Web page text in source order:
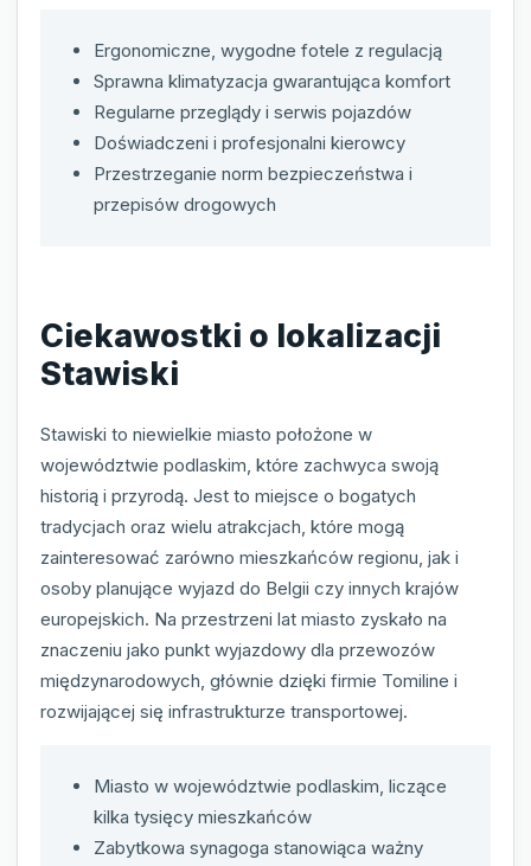
Ergonomiczne, wygodne fotele z regulacją
Sprawna klimatyzacja gwarantująca komfort
Regularne przeglądy i serwis pojazdów
Doświadczeni i profesjonalni kierowcy
Przestrzeganie norm bezpieczeństwa i
przepisów drogowych
Ciekawostki o lokalizacji
Stawiski
Stawiski to niewielkie miasto położone w
województwie podlaskim, które zachwyca swoją
historią i przyrodą. Jest to miejsce o bogatych
tradycjach oraz wielu atrakcjach, które mogą
zainteresować zarówno mieszkańców regionu, jak i
osoby planujące wyjazd do Belgii czy innych krajów
europejskich. Na przestrzeni lat miasto zyskało na
znaczeniu jako punkt wyjazdowy dla przewozów
międzynarodowych, głównie dzięki firmie Tomiline i
rozwijającej się infrastrukturze transportowej.
Miasto w województwie podlaskim, liczące
kilka tysięcy mieszkańców
Zabytkowa synagoga stanowiąca ważny